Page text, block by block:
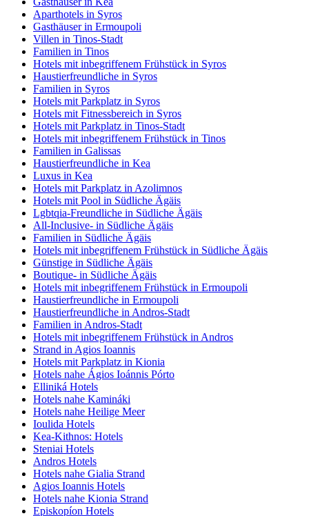
Aparthotels in Syros
Gasthäuser in Ermoupoli
Villen in Tinos-Stadt
Familien in Tinos
Hotels mit inbegriffenem Frühstück in Syros
Haustierfreundliche in Syros
Familien in Syros
Hotels mit Parkplatz in Syros
Hotels mit Fitnessbereich in Syros
Hotels mit Parkplatz in Tinos-Stadt
Hotels mit inbegriffenem Frühstück in Tinos
Familien in Galissas
Haustierfreundliche in Kea
Luxus in Kea
Hotels mit Parkplatz in Azolimnos
Hotels mit Pool in Südliche Ägäis
Lgbtqia-Freundliche in Südliche Ägäis
All-Inclusive- in Südliche Ägäis
Familien in Südliche Ägäis
Hotels mit inbegriffenem Frühstück in Südliche Ägäis
Günstige in Südliche Ägäis
Boutique- in Südliche Ägäis
Hotels mit inbegriffenem Frühstück in Ermoupoli
Haustierfreundliche in Ermoupoli
Haustierfreundliche in Andros-Stadt
Familien in Andros-Stadt
Hotels mit inbegriffenem Frühstück in Andros
Strand in Agios Ioannis
Hotels mit Parkplatz in Kionia
Hotels nahe Ágios Ioánnis Pórto
Elliniká Hotels
Hotels nahe Kamináki
Hotels nahe Heilige Meer
Ioulida Hotels
Kea-Kithnos: Hotels
Steniai Hotels
Andros Hotels
Hotels nahe Gialia Strand
Agios Ioannis Hotels
Hotels nahe Kionia Strand
Episkopíon Hotels